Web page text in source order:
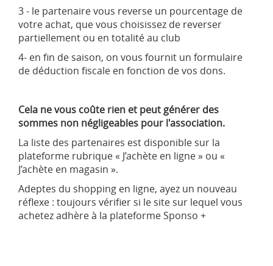
3 - le partenaire vous reverse un pourcentage de
votre achat, que vous choisissez de reverser
partiellement ou en totalité au club
4- en fin de saison, on vous fournit un formulaire
de déduction fiscale en fonction de vos dons.
Cela ne vous coûte rien et peut générer des
sommes non négligeables pour l'association.
La liste des partenaires est disponible sur la
plateforme rubrique « J’achète en ligne » ou «
J’achète en magasin ».
Adeptes du shopping en ligne, ayez un nouveau
réflexe : toujours vérifier si le site sur lequel vous
achetez adhère à la plateforme Sponso +